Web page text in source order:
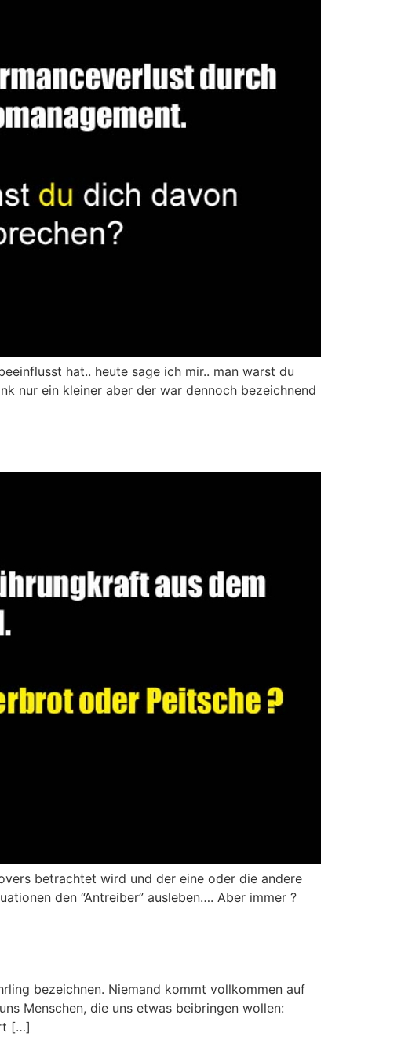
hat.. heute sage ich mir.. man warst du
nur ein kleiner aber der war dennoch bezeichnend
betrachtet wird und der eine oder die andere
den “Antreiber” ausleben…. Aber immer ?
bezeichnen. Niemand kommt vollkommen auf
Menschen, die uns etwas beibringen wollen:
[…]